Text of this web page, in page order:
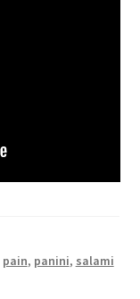
pain, panini, salami